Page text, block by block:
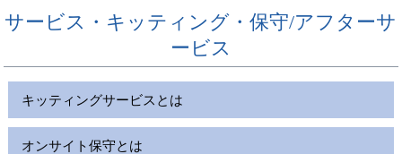
サービス・キッティング・保守/アフターサ
ービス
キッティングサービスとは
オンサイト保守とは